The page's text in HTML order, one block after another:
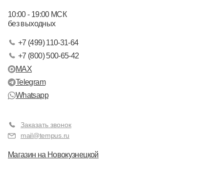
10:00 - 19:00 МСК
без выходных
+7 (499) 110-31-64
+7 (800) 500-65-42
MAX
Telegram
Whatsapp
Заказать звонок
mail@tempus.ru
Магазин на Новокузнецкой